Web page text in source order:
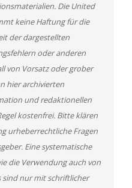
Die United
keine Haftung für die
der dargestellten
oder anderen
von Vorsatz oder grober
hier archivierten
und redaktionellen
kostenfrei. Bitte klären
urheberrechtliche Fragen
Eine systematische
die Verwendung auch von
sind nur mit schriftlicher